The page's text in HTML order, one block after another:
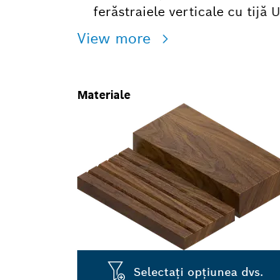
ferăstraiele verticale cu tijă U
View more
Materiale
Selectați opțiunea dvs.